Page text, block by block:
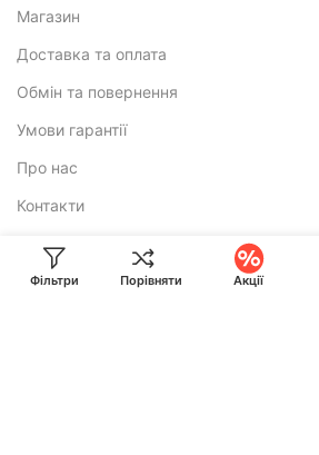
Магазин
Доставка та оплата
Обмін та повернення
Умови гарантії
Про нас
Контакти
Додатково
Фільтри Порівняти Акції